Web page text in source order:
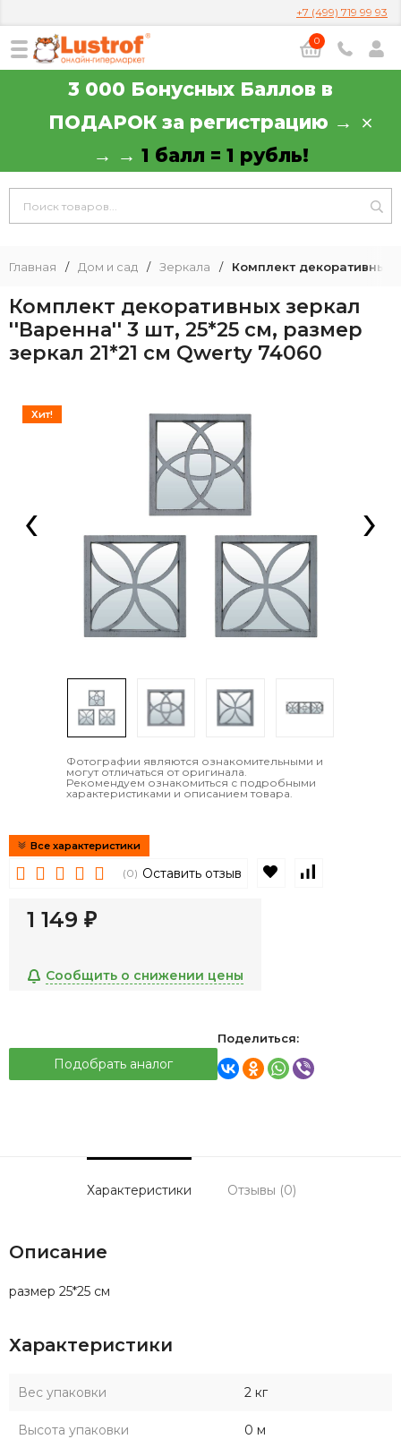
+7 (499) 719 99 93
0
3 000 Бонусных Баллов в
ПОДАРОК за регистрацию →
→ → 1 балл = 1 рубль!
Главная / Дом и сад / Зеркала / Комплект декоративных
Комплект декоративных зеркал
''Варенна'' 3 шт, 25*25 см, размер
зеркал 21*21 см Qwerty 74060
Хит!
‹ ›
Фотографии являются ознакомительными и
могут отличаться от оригинала.
Рекомендуем ознакомиться с подробными
характеристиками и описанием товара.
Все характеристики
(0) Оставить отзыв В избранное
1 149 ₽
Сообщить о снижении цены
Подобрать аналог
Поделиться:
Характеристики Отзывы (0)
Описание
размер 25*25 см
Характеристики
Вес упаковки 2 кг
Высота упаковки 0 м